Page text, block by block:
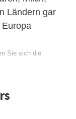
Ländern gar
Sie sich die